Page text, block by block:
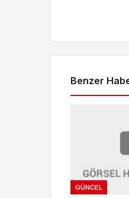
Benzer
GÜNCEL